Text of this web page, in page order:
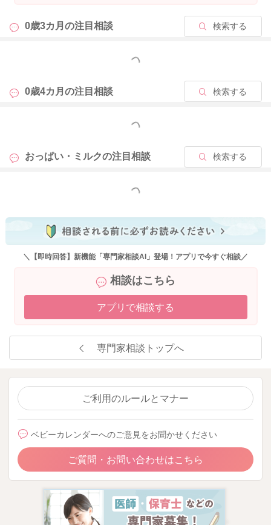
くなっている分、ちょこちょこと回数を増やしてあげてみるの
も良いと思います。
の反応も見てみてください。
そうするとお腹が減って、もっと欲しがって見せることが増え
てくることもあるかもしれません。
よかったらできることを色々とお試しいただきつつ、もう少し
どうぞよろしくお願いします。
0歳3カ月の注目相談 検索する
もっと見る
0歳4カ月の注目相談 検索する
もっと見る
おっぱい・ミルクの注目相談 検索する
もっと見る
＼【即時回答】新機能「専門家相談AI」登場！アプリで今すぐ相談／
相談はこちら
アプリで相談する
専門家相談トップへ
ご利用のルールとマナー
ベビーカレンダーへのご意見をお聞かせください
ご質問・お問い合わせはこちら